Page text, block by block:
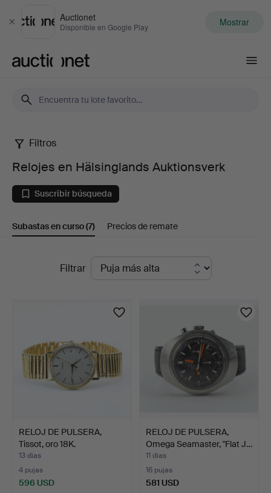
Cerrar
Auctionet
Disponible en Google Play Mostrar
Relojes
en
Hälsinglands
Auktionsverk
Filtros
Relojes en Hälsinglands Auktionsverk
Suscribir búsqueda
Subastas en curso(7) Precios de remate
SubastasFiltrar
RELOJ DE PULSERA,
Tissot, oro 18K.
13 días
4 pujas
596 USD
RELOJ DE PULSERA,
Omega Seamaster, "Flat J…
11 días
16 pujas
581 USD